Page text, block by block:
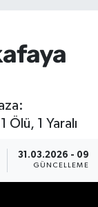
Ölü, 1 Yaralı
31.03.2026 -
GÜNCELLEME